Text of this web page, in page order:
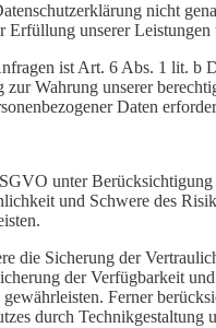
nicht
Erfüllung unserer
ist Art. 6 Abs. 1 lit.
Wahrung unserer
Daten
unter
und Schwere des
die Sicherung der
der Verfügbarkeit
Ferner
durch